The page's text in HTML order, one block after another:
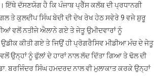
ਇੱਥੇ ਦੱਸਣਯੋਗ ਹੈ ਕਿ ਪੰਜਾਬ ਪ੍ਰੈੱਸ ਕਲੱਬ ਦੀ ਪ੍ਰਧਾਨਗੀ
ਤੇ ਕੁਲਦੀਪ ਸਿੰਘ ਬੇਦੀ ਦੀ ਦੇਖ ਰੇਖ ਹੇਠ ਸਵੇਰੇ 9 ਵਜੇ ਸ਼ੁਰੂ
ਵਲੋਂ ਨਤੀਜੇ ਐਲਾਨੇ ਗਏ ਤੇ ਜੇਤੂ ਉਮੀਦਵਾਰਾਂ ਨੂੰ
ਕੀਤੀ ਗਏ ਤੇ ਜਿਉਂ ਹੀ ਪ੍ਰੋਗਰੈਸਿਵ ਮੀਡੀਆ ਮੰਚ ਦੇ ਜੇਤੂ
ਉਨ੍ਹਾਂ ਨੂੰ ਫੁੱਲਾਂ ਦੇ ਹਾਰਾਂ ਨਾਲ ਲੱਦ ਦਿੱਤਾ ਗਿਆ ਤੇ ਢੋਲ ਦੀ
ਬਰਜਿੰਦਰ ਸਿੰਘ ਹਮਦਰਦ ਨਾਲ ਵੀ ਮੁਲਾਕਾਤ ਕਰਕੇ ਉਨ੍ਹਾਂ